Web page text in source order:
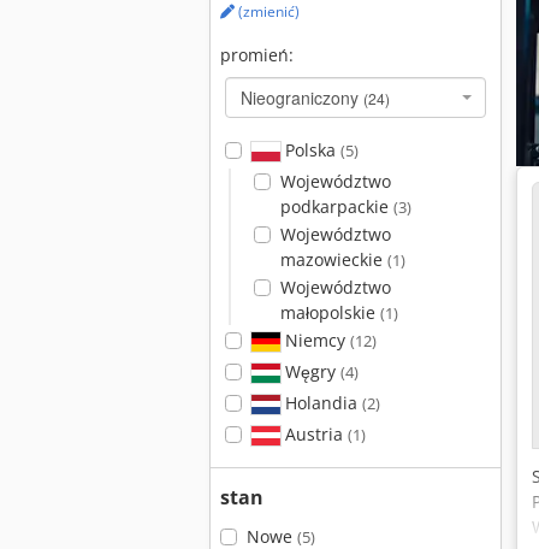
(zmienić)
promień:
Nieograniczony (24)
Polska (5)
Województwo
podkarpackie (3)
Województwo
mazowieckie (1)
Województwo
małopolskie (1)
Niemcy (12)
Węgry (4)
Holandia (2)
Austria (1)
stan
Nowe (5)